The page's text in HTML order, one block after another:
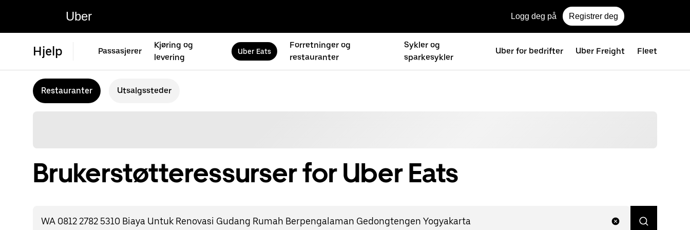
Uber Logg deg på Registrer deg
Hjelp Passasjerer
Kjøring og
levering
Uber Eats
Forretninger og
restauranter
Sykler og
sparkesykler
Uber for bedrifter Uber Freight Fleet
Restauranter Utsalgssteder
Brukerstøtteressurser for Uber Eats